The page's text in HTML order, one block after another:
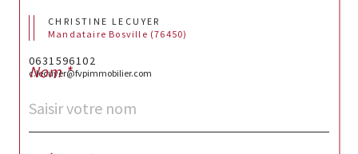
CHRISTINE LECUYER
Mandataire Bosville (76450)
0631596102
c.lecuyer@fvpimmobilier.com
Nom *